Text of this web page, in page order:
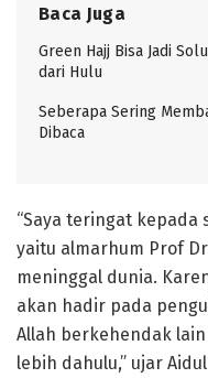
Baca Juga
Green Hajj Bisa Jadi
dari Hulu
Seberapa Sering
Dibaca
“Saya teringat kepada
yaitu almarhum Prof
meninggal dunia.
akan hadir pada
Allah berkehendak
lebih dahulu,” ujar